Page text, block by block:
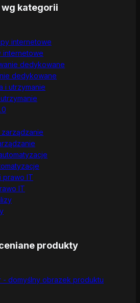
kategorii
internetowe
dedykowane
IT
produkty